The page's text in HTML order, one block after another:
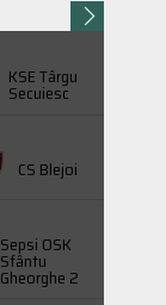
KSE Târgu
Secuiesc
CS Blejoi
Sepsi OSK
Sfântu
Gheorghe 2